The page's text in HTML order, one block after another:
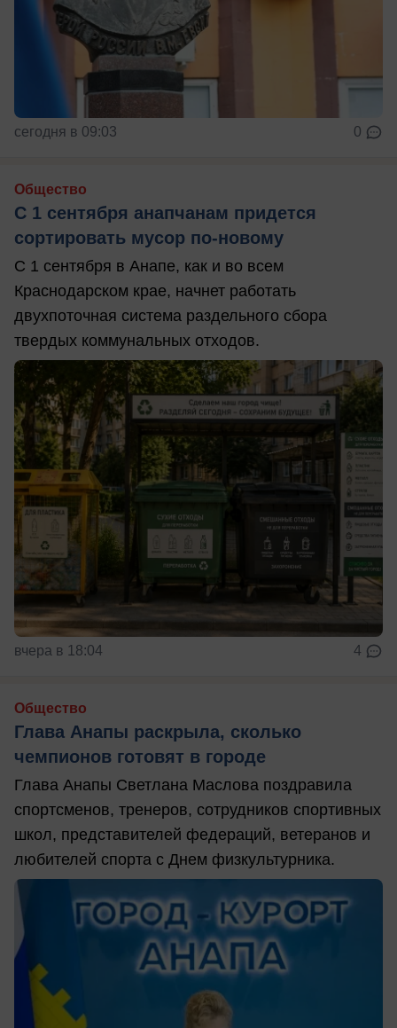
сегодня в 09:03 0
Общество
С 1 сентября анапчанам придется
сортировать мусор по-новому
С 1 сентября в Анапе, как и во всем
Краснодарском крае, начнет работать
двухпоточная система раздельного сбора
твердых коммунальных отходов.
вчера в 18:04 4
Общество
Глава Анапы раскрыла, сколько
чемпионов готовят в городе
Глава Анапы Светлана Маслова поздравила
спортсменов, тренеров, сотрудников спортивных
школ, представителей федераций, ветеранов и
любителей спорта с Днем физкультурника.